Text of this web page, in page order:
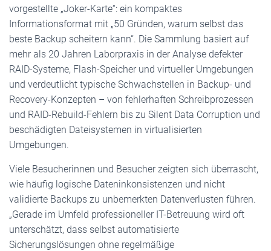
vorgestellte „Joker-Karte“: ein kompaktes
Informationsformat mit „50 Gründen, warum selbst das
beste Backup scheitern kann“. Die Sammlung basiert auf
mehr als 20 Jahren Laborpraxis in der Analyse defekter
RAID-Systeme, Flash-Speicher und virtueller Umgebungen
und verdeutlicht typische Schwachstellen in Backup- und
Recovery-Konzepten – von fehlerhaften Schreibprozessen
und RAID-Rebuild-Fehlern bis zu Silent Data Corruption und
beschädigten Dateisystemen in virtualisierten
Umgebungen.
Viele Besucherinnen und Besucher zeigten sich überrascht,
wie häufig logische Dateninkonsistenzen und nicht
validierte Backups zu unbemerkten Datenverlusten führen.
„Gerade im Umfeld professioneller IT-Betreuung wird oft
unterschätzt, dass selbst automatisierte
Sicherungslösungen ohne regelmäßige